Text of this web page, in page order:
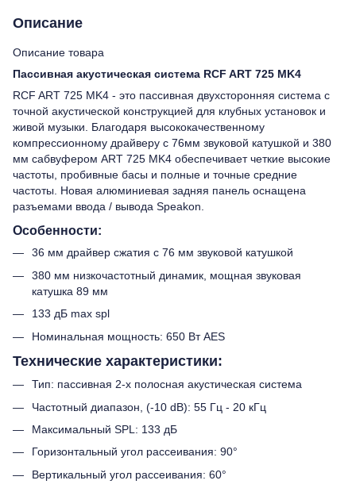
Описание
Описание товара
Пассивная акустическая система RCF ART 725 MK4
RCF ART 725 MK4 - это пассивная двухсторонняя система с
точной акустической конструкцией для клубных установок и
живой музыки. Благодаря высококачественному
компрессионному драйверу с 76мм звуковой катушкой и 380
мм сабвуфером ART 725 MK4 обеспечивает четкие высокие
частоты, пробивные басы и полные и точные средние
частоты. Новая алюминиевая задняя панель оснащена
разъемами ввода / вывода Speakon.
Особенности:
36 мм драйвер сжатия с 76 мм звуковой катушкой
380 мм низкочастотный динамик, мощная звуковая
катушка 89 мм
133 дБ max spl
Номинальная мощность: 650 Вт AES
Технические характеристики:
Тип: пассивная 2-х полосная акустическая система
Частотный диапазон, (-10 dB): 55 Гц - 20 кГц
Максимальный SPL: 133 дБ
Горизонтальный угол рассеивания: 90°
Вертикальный угол рассеивания: 60°